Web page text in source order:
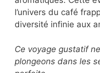
cesse cette
différents laits,
combinaisons
lait, offrant une